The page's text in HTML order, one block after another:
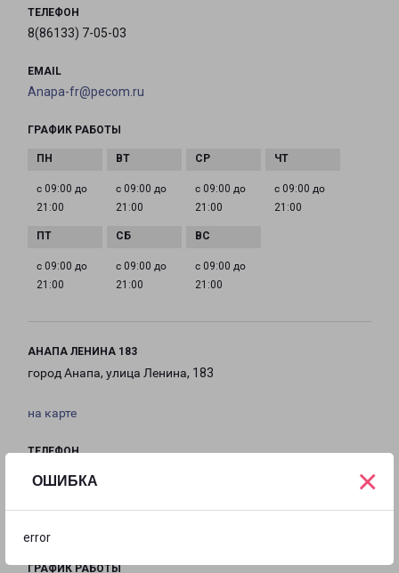
ОШИБКА
error
×
ТЕЛЕФОН
8(86133) 7-05-03
EMAIL
Anapa-fr@pecom.ru
ГРАФИК РАБОТЫ
с 09:00 до
21:00
с 09:00 до
21:00
с 09:00 до
21:00
с 09:00 до
21:00
с 09:00 до
21:00
с 09:00 до
21:00
с 09:00 до
21:00
АНАПА ЛЕНИНА 183
город Анапа, улица Ленина, 183
на карте
ТЕЛЕФОН
8(86133) 7-05-03
EMAIL
ГРАФИК РАБОТЫ